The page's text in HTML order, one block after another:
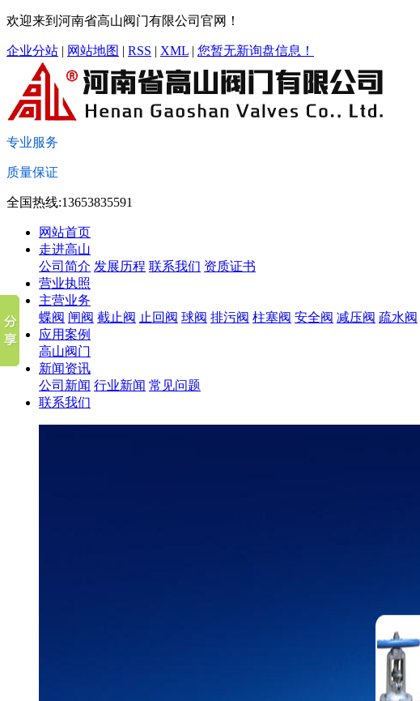
欢迎来到河南省高山阀门有限公司官网！
企业分站 | 网站地图 | RSS | XML | 您暂无新询盘信息！
专业服务
质量保证
全国热线:13653835591
网站首页
走进高山
公司简介 发展历程 联系我们 资质证书
营业执照
主营业务
蝶阀 闸阀 截止阀 止回阀 球阀 排污阀 柱塞阀 安全阀 减压阀 疏水阀
应用案例
高山阀门
新闻资讯
公司新闻 行业新闻 常见问题
联系我们